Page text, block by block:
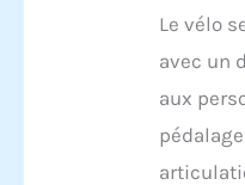
Le vélo
avec un
aux